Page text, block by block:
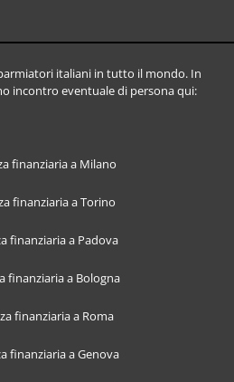
italiani in tutto il mondo. In
incontro eventuale di persona qui:
finanziaria a Milano
finanziaria a Torino
finanziaria a Padova
finanziaria a Bologna
finanziaria a Roma
finanziaria a Genova